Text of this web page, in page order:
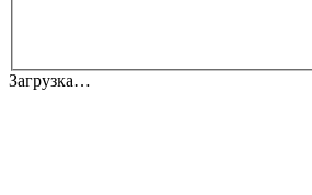
Загрузка…